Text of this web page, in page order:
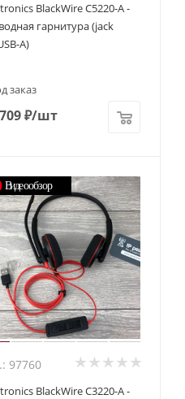
BlackWire C5220-A -
гарнитура (jack
A)
заказ
₽/шт
97760
BlackWire C3220-A -